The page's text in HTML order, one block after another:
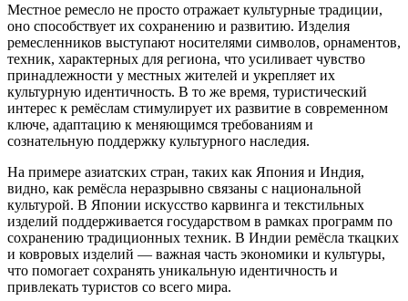
Местное ремесло не просто отражает культурные традиции,
оно способствует их сохранению и развитию. Изделия
ремесленников выступают носителями символов, орнаментов,
техник, характерных для региона, что усиливает чувство
принадлежности у местных жителей и укрепляет их
культурную идентичность. В то же время, туристический
интерес к ремёслам стимулирует их развитие в современном
ключе, адаптацию к меняющимся требованиям и
сознательную поддержку культурного наследия.
На примере азиатских стран, таких как Япония и Индия,
видно, как ремёсла неразрывно связаны с национальной
культурой. В Японии искусство карвинга и текстильных
изделий поддерживается государством в рамках программ по
сохранению традиционных техник. В Индии ремёсла ткацких
и ковровых изделий — важная часть экономики и культуры,
что помогает сохранять уникальную идентичность и
привлекать туристов со всего мира.